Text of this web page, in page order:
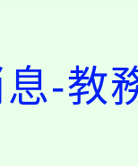
桃園電
動會8/
-教